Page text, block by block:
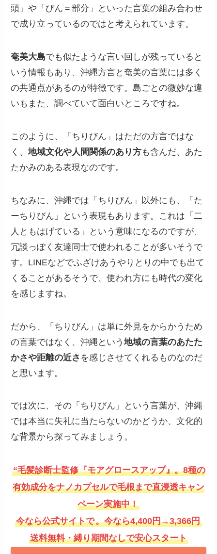
頭」や「びん＝部分」といった言葉の組み合わせ
で成り立っているのではと考えられています。
奄美大島でも似たような言い回しが残っていると
いう情報もあり、沖縄方言と奄美の言葉には多く
の共通点があるのが特徴です。島ごとの微妙な違
いもまた、調べていて面白いところですね。
このように、「ちりびん」はただの方言ではな
く、地域文化や人間関係のあり方も含んだ、あた
たかみのある表現なのです。
ちなみに、沖縄では「ちりびん」以外にも、「た
ーちりびん」という表現もあります。これは「二
人ともはげている」という意味になるのですが、
冗談っぽく友達同士で使われることが多いそうで
す。LINEなどでふざけあうやりとりの中でも出て
くることがあるそうで、使われ方にも時代の変化
を感じますね。
だから、「ちりびん」は単に外見をからかうため
の言葉ではなく、沖縄という地域の言葉のあたた
かさや距離の近さ を感じさせてくれるものなのだ
と思います。
では次に、その「ちりびん」という言葉が、沖縄
では本当に失礼に当たらないのかどうか、文化的
な背景から探ってみましょう。
“毛髪診断士監修『モアグロースアップ』。8種の
有効成分をナノカプセルで毛根まで直浸透キャン
ペーン実施中！
今なら公式サイトで。今なら4,400円→3,366円
送料無料・縛り期間なしで安心スタート